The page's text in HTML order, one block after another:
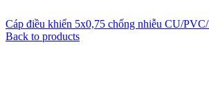
Cáp điều khiển 5x0,75 chống nhiễu CU/
Back to products